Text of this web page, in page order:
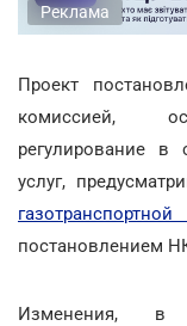
Реклама
Проект
комиссией,
регулирование в
услуг,
постановлением
Изменения, в